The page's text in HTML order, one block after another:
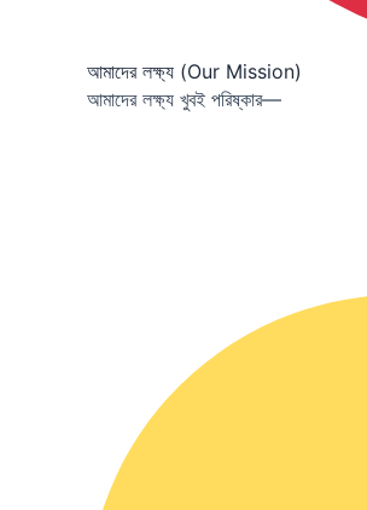
আমাদের লক্ষ্য (Our Mission)
আমাদের লক্ষ্য খুবই পরিষ্কার—